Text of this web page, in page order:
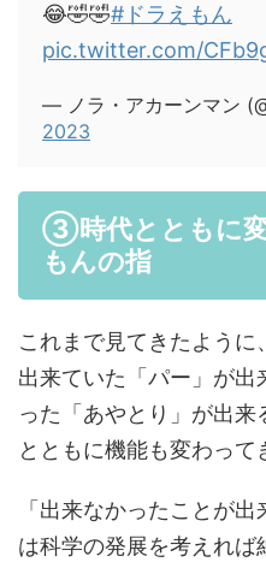
😂🤣🤣#ドラえもん
pic.twitter.com/
— ノラ・アカーンマン
2023
③時代とともに変
もんの指
これまで見てきたよう
出来ていた「パー」が
った「あやとり」が出
とともに機能も変わって
「出来なかったことが
は科学の発展を考えれば